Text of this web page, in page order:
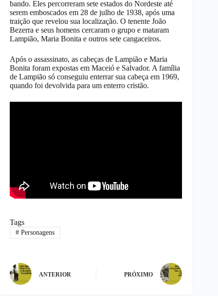
bando. Eles percorreram sete estados do Nordeste até
serem emboscados em 28 de julho de 1938, após uma
traição que revelou sua localização. O tenente João
Bezerra e seus homens cercaram o grupo e mataram
Lampião, Maria Bonita e outros sete cangaceiros.
Após o assassinato, as cabeças de Lampião e Maria
Bonita foram expostas em Maceió e Salvador. A família
de Lampião só conseguiu enterrar sua cabeça em 1969,
quando foi devolvida para um enterro cristão.
Tags
#Personagens
ANTERIOR PRÓXIMO